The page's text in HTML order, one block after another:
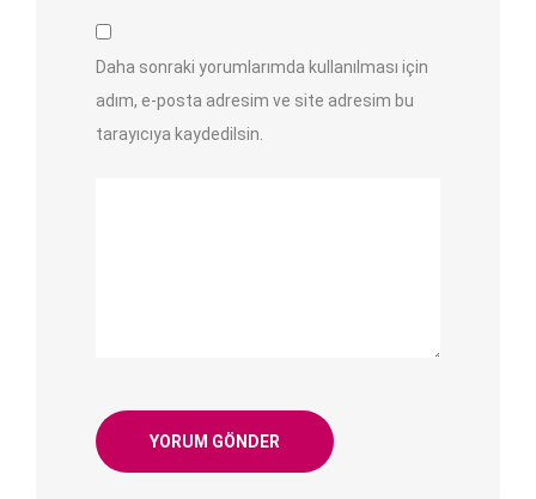
Daha sonraki yorumlarımda kullanılması için
adım, e-posta adresim ve site adresim bu
tarayıcıya kaydedilsin.